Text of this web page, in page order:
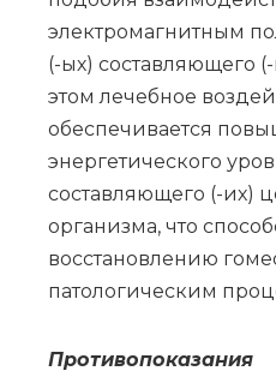
электромагнитным
(-ых) составляющего
этом лечебное
обеспечивается
энергетического
составляющего (-их)
организма, что
восстановлению
патологическим
Противопоказания